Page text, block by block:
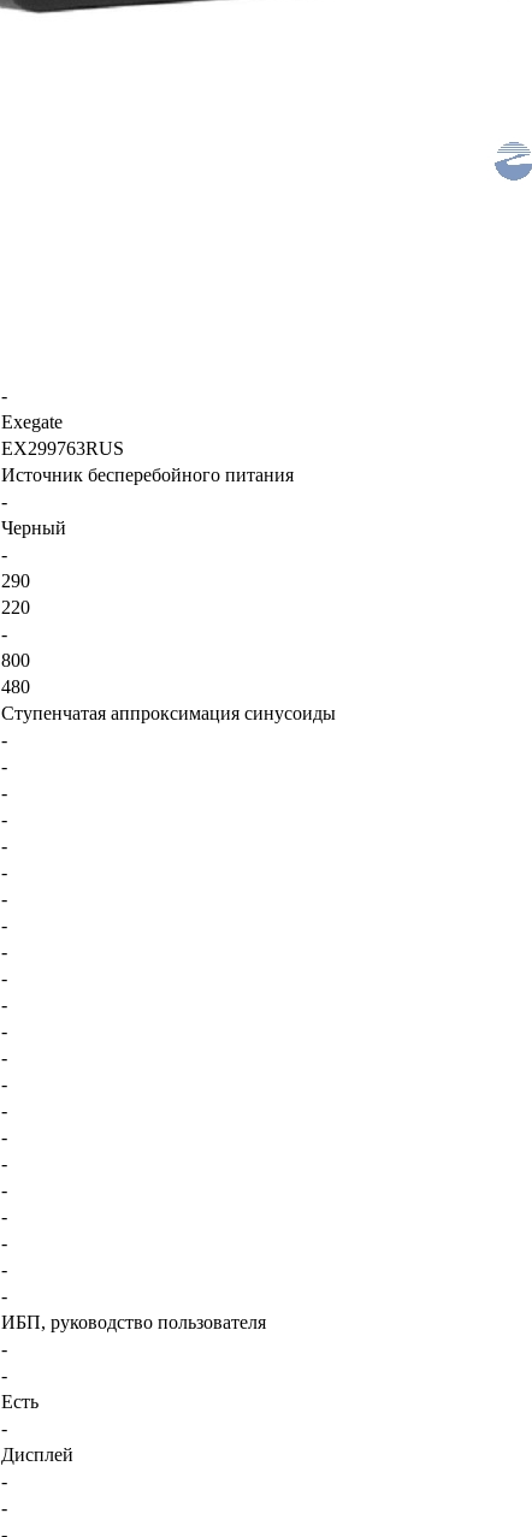
-
Exegate
EX299763RUS
Источник бесперебойного питания
-
Черный
-
290
220
-
800
480
Ступенчатая аппроксимация синусоиды
-
-
-
-
-
-
-
-
-
-
-
-
-
-
-
-
-
-
-
-
-
-
ИБП, руководство пользователя
-
-
Есть
-
Дисплей
-
-